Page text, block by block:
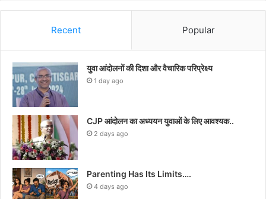
Recent Popular
युवा आंदोलनों की दिशा और वैचारिक परिप्रेक्ष्य
1 day ago
CJP आंदोलन का अध्ययन युवाओं के लिए आवश्यक..
2 days ago
Parenting Has Its Limits….
4 days ago